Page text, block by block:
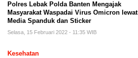
Polres Lebak Polda Banten Mengajak
Masyarakat Waspadai Virus Omicron lewat
Media Spanduk dan Sticker
Selasa, 15 Februari 2022 - 11:35 WIB
Kesehatan